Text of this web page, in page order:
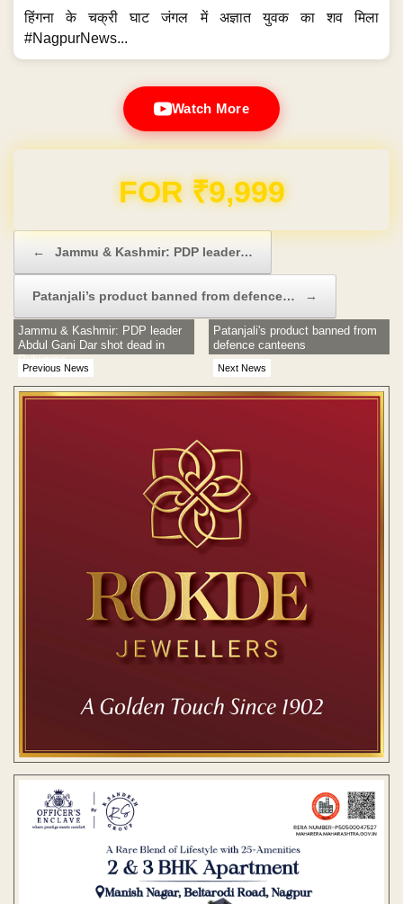
हिंगना के चक्री घाट जंगल में अज्ञात युवक का शव मिला
#NagpurNews...
Watch More
Domain & Hosting FREE for 1 Year
← Jammu & Kashmir: PDP leader…
Patanjali’s product banned from defence… →
Previous News
Jammu & Kashmir: PDP leader
Abdul Gani Dar shot dead in
Pulwama
Next News
Patanjali's product banned from
defence canteens